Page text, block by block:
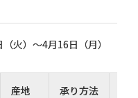
火）〜4月16日（月）
産地 承り方法